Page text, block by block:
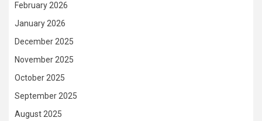
February 2026
January 2026
December 2025
November 2025
October 2025
September 2025
August 2025